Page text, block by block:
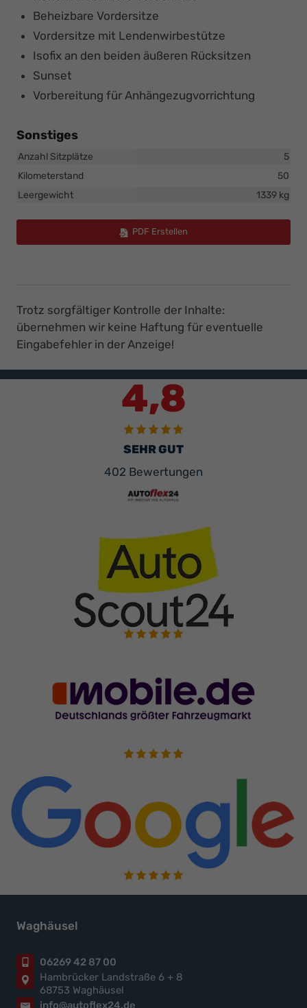
Beheizbare Vordersitze
Vordersitze mit Lendenwirbestütze
Isofix an den beiden äußeren Rücksitzen
Sunset
Vorbereitung für Anhängezugvorrichtung
Sonstiges
Anzahl Sitzplätze
5
Kilometerstand
50
Leergewicht
1339 kg
PDF Erstellen
Trotz sorgfältiger Kontrolle der Inhalte:
übernehmen wir keine Haftung für eventuelle
Eingabefehler in der Anzeige!
4,8
SEHR GUT
402 Bewertungen
Waghäusel
06269 42 87 00
Hambrücker Landstraße 6 + 8
68753 Waghäusel
info@autoflex24.de